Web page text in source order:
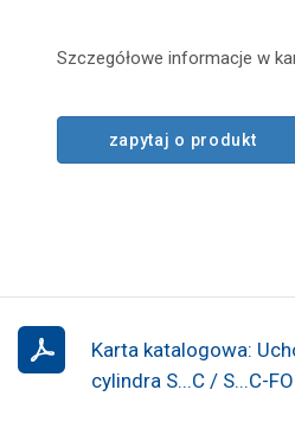
Szczegółowe informacje w
zapytaj o produkt
Karta katalogowa:
cylindra S...C / S...C-